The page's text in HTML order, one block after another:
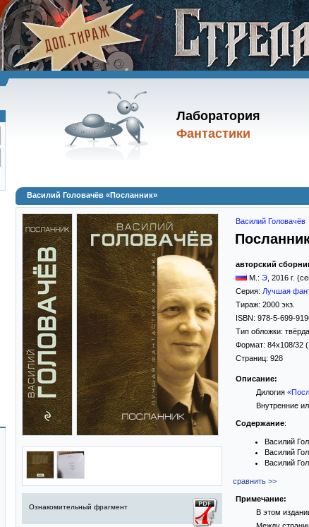
Лаборатория
Фантастики
Василий Головачёв «Посланник»
Ознакомительный фрагмент
Василий Головачёв
авторский
М.: Э 2016 г.
Серия: Лучшая
Тираж: 2000 экз.
ISBN: 978-5-699-
Тип обложки:
Формат: 84x108/32
Страниц: 928
Описание:
Дилогия
Внутренние
Содержание:
Василий
Василий
Василий
сравнить >>
Примечание:
В этом